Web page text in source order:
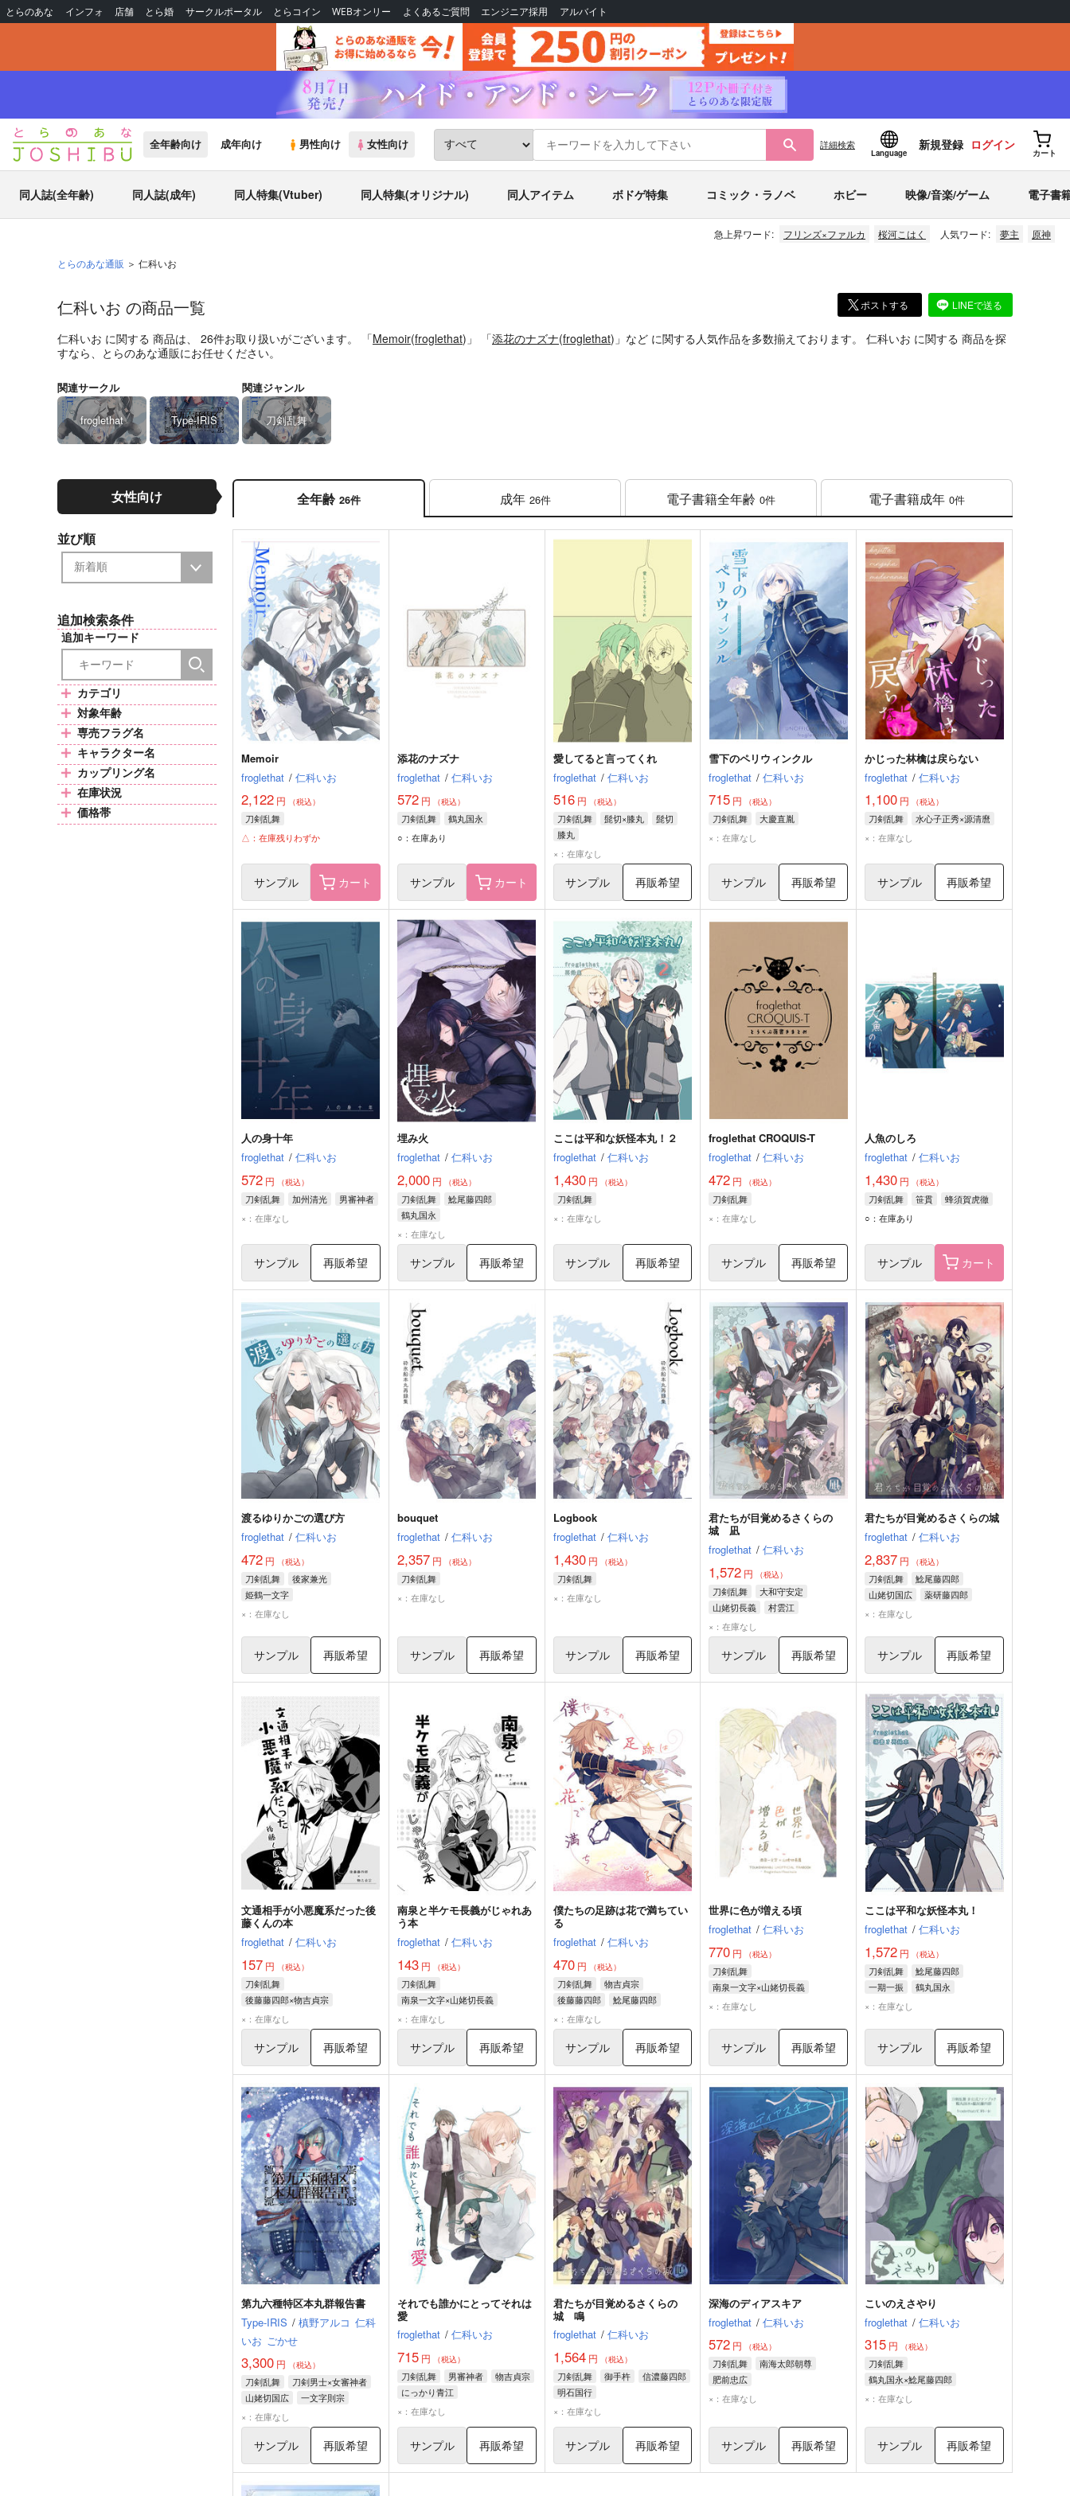
とらのあな インフォ 店舗 とら婚 サークルポータル とらコイン WEBオンリー よくあるご質問 エンジニア採用 アルバイト
全年齢向け 成年向け 男性向け 女性向け 詳細検索
Language
新規登録 ログイン
カート
同人誌(全年齢) 同人誌(成年) 同人特集(Vtuber) 同人特集(オリジナル) 同人アイテム ボドゲ特集 コミック・ラノベ ホビー 映像/音楽/ゲーム 電子書
急上昇ワード: フリンズ×ファルカ 桜河こはく 人気ワード: 夢主 原神
とらのあな通販 仁科いお
ポストする LINEで送る
仁科いお の商品一覧
仁科いお に関する 商品は、 26件お取り扱いがございます。 「Memoir(froglethat)」 「添花のナズナ(froglethat)」 など に関する人気作品を多数揃えております。 仁科いお に関する 商品を探
すなら、とらのあな通販にお任せください。
関連サークル
froglethat Type-IRIS
関連ジャンル
刀剣乱舞
女性向け
並び順
追加検索条件
追加キーワード
カテゴリ
対象年齢
専売フラグ名
キャラクター名
カップリング名
在庫状況
価格帯
全年齢 26件 成年 26件 電子書籍全年齢 0件 電子書籍成年 0件
Memoir
froglethat / 仁科いお
2,122 円 （税込）
刀剣乱舞
△：在庫残りわずか
サンプル カート
添花のナズナ
froglethat / 仁科いお
572円 （税込）
刀剣乱舞
鶴丸国永
○：在庫あり
サンプル カート
愛してると言ってくれ
froglethat / 仁科いお
516円 （税込）
刀剣乱舞 髭切×膝丸
髭切
膝丸
×：在庫なし
サンプル 再販希望
雪下のペリウィンクル
froglethat / 仁科いお
715 円 （税込）
刀剣乱舞
大慶直胤
×：在庫なし
サンプル 再販希望
かじった林檎は戻らない
froglethat / 仁科いお
1,100 円 （税込）
刀剣乱舞
水心子正秀×源清麿
×：在庫なし
サンプル 再販希望
人の身十年
froglethat / 仁科いお
572 円 （税込）
刀剣乱舞 加州清光
男審神者
×：在庫なし
サンプル 再販希望
埋み火
froglethat / 仁科いお
2,000円 （税込）
刀剣乱舞
鯰尾藤四郎
鶴丸国永
×：在庫なし
サンプル 再販希望
ここは平和な妖怪本丸！２
froglethat / 仁科いお
1,430円 （税込）
刀剣乱舞
×：在庫なし
サンプル 再販希望
froglethat CROQUIS-T
froglethat / 仁科いお
472 円 （税込）
刀剣乱舞
×：在庫なし
サンプル 再販希望
人魚のしろ
froglethat / 仁科いお
1,430 円 （税込）
刀剣乱舞 笹貫
蜂須賀虎徹
○：在庫あり
サンプル カート
渡るゆりかごの選び方
froglethat / 仁科いお
472 円 （税込）
刀剣乱舞
後家兼光
姫鶴一文字
×：在庫なし
サンプル 再販希望
bouquet
froglethat / 仁科いお
2,357円 （税込）
刀剣乱舞
×：在庫なし
サンプル 再販希望
Logbook
froglethat / 仁科いお
1,430円 （税込）
刀剣乱舞
×：在庫なし
サンプル 再販希望
君たちが目覚めるさくらの
城 凪
froglethat / 仁科いお
1,572 円 （税込）
刀剣乱舞
大和守安定
山姥切長義
村雲江
×：在庫なし
サンプル 再販希望
君たちが目覚めるさくらの城
froglethat / 仁科いお
2,837 円 （税込）
刀剣乱舞
鯰尾藤四郎
山姥切国広
薬研藤四郎
×：在庫なし
サンプル 再販希望
文通相手が小悪魔系だった後
藤くんの本
froglethat / 仁科いお
157 円 （税込）
刀剣乱舞
後藤藤四郎×物吉貞宗
後藤藤四郎
×：在庫なし
サンプル 再販希望
南泉と半ケモ長義がじゃれあ
う本
froglethat / 仁科いお
143円 （税込）
刀剣乱舞
南泉一文字×山姥切長義
南泉一文字
×：在庫なし
サンプル 再販希望
僕たちの足跡は花で満ちてい
る
froglethat / 仁科いお
470円 （税込）
刀剣乱舞
物吉貞宗
後藤藤四郎
鯰尾藤四郎
×：在庫なし
サンプル 再販希望
世界に色が増える頃
froglethat / 仁科いお
770 円 （税込）
刀剣乱舞
南泉一文字×山姥切長義
南泉一文字
×：在庫なし
サンプル 再販希望
ここは平和な妖怪本丸！
froglethat / 仁科いお
1,572 円 （税込）
刀剣乱舞
鯰尾藤四郎
一期一振
鶴丸国永
×：在庫なし
サンプル 再販希望
第九六種特区本丸群報告書
Type-IRIS / 槙野アルコ 仁科
いお ごかせ
3,300 円 （税込）
刀剣乱舞
刀剣男士×女審神者
山姥切国広
一文字則宗
山姥切長義
×：在庫なし
サンプル 再販希望
それでも誰かにとってそれは
愛
froglethat / 仁科いお
715円 （税込）
刀剣乱舞 男審神者
物吉貞宗
にっかり青江
×：在庫なし
サンプル 再販希望
君たちが目覚めるさくらの
城 鳴
froglethat / 仁科いお
1,564円 （税込）
刀剣乱舞 御手杵
信濃藤四郎
明石国行
×：在庫なし
サンプル 再販希望
深海のディアスキア
froglethat / 仁科いお
572 円 （税込）
刀剣乱舞
南海太郎朝尊
肥前忠広
×：在庫なし
サンプル 再販希望
こいのえさやり
froglethat / 仁科いお
315 円 （税込）
刀剣乱舞
鶴丸国永×鯰尾藤四郎
鯰尾藤四郎
×：在庫なし
サンプル 再販希望